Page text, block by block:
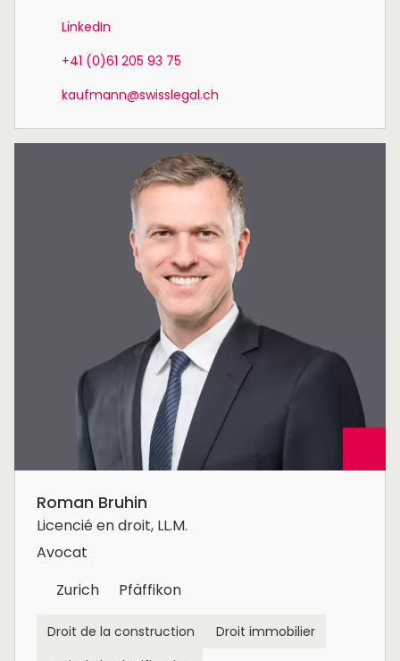
LinkedIn
+41 (0)61 205 93 75
kaufmann@swisslegal.ch
Roman Bruhin
Licencié en droit, LL.M.
Avocat
Zurich
Pfäffikon
Droit de la construction
Droit immobilier